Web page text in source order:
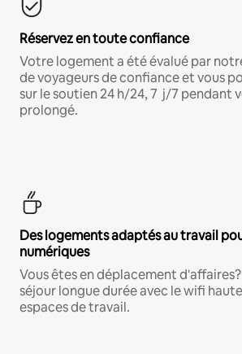
Réservez en toute confiance
Votre logement a été évalué par
de voyageurs de confiance et vous
sur le soutien 24 h/24, 7 j/7 pendant
prolongé.
Des logements adaptés au travail
numériques
Vous êtes en déplacement
séjour longue durée avec le wifi
espaces de travail.